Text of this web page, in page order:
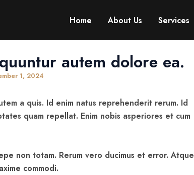
Home About Us Services
autem dolore ea.
1, 2024
a quis. Id enim natus reprehenderit rerum. Id
quam repellat. Enim nobis asperiores et cum
non totam. Rerum vero ducimus et error. Atque
commodi.